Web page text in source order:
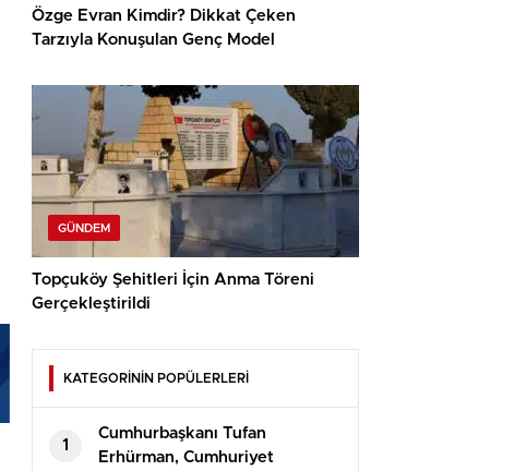
Özge Evran Kimdir? Dikkat Çeken
Tarzıyla Konuşulan Genç Model
GÜNDEM
Topçuköy Şehitleri İçin Anma Töreni
Gerçekleştirildi
KATEGORİNİN POPÜLERLERİ
1
Cumhurbaşkanı Tufan
Erhürman, Cumhuriyet